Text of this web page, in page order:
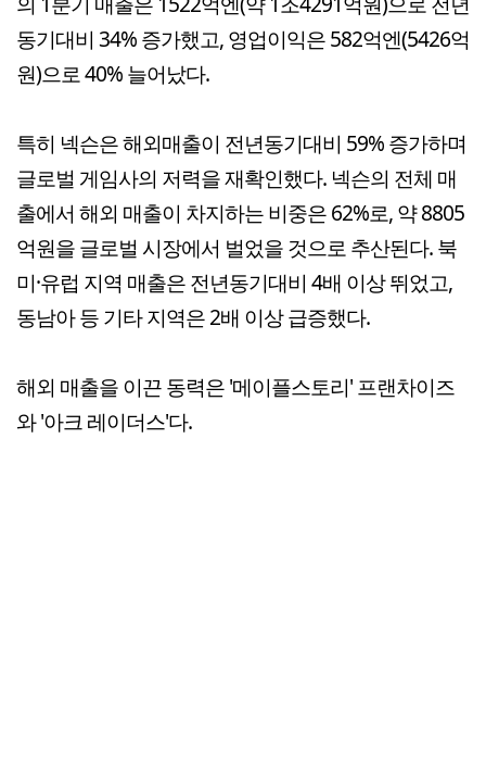
동기대비 34% 증가했고, 영업이익은 582억엔(5426억
원)으로 40% 늘어났다.
특히 넥슨은 해외매출이 전년동기대비 59% 증가하며
글로벌 게임사의 저력을 재확인했다. 넥슨의 전체 매
출에서 해외 매출이 차지하는 비중은 62%로, 약 8805
억원을 글로벌 시장에서 벌었을 것으로 추산된다. 북
미·유럽 지역 매출은 전년동기대비 4배 이상 뛰었고,
동남아 등 기타 지역은 2배 이상 급증했다.
해외 매출을 이끈 동력은 '메이플스토리' 프랜차이즈
와 '아크 레이더스'다.